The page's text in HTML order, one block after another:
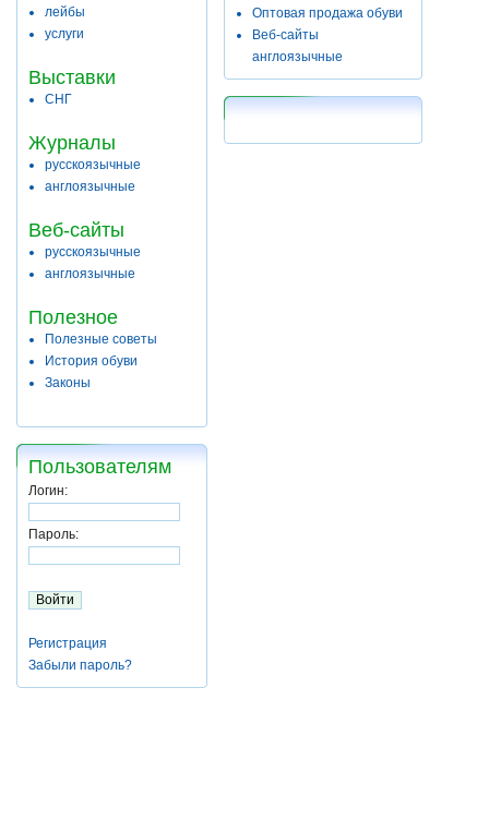
лейбы
услуги
Выставки
СНГ
Журналы
русскоязычные
англоязычные
Веб-сайты
русскоязычные
англоязычные
Полезное
Полезные советы
История обуви
Законы
Пользователям
Логин:
Пароль:
Регистрация
Забыли пароль?
Оптовая продажа обуви
Веб-сайты
англоязычные